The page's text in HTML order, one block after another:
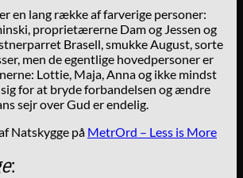
en lang række af farverige personer:
proprietærerne Dam og Jessen og
Brasell, smukke August, sorte
men de egentlige hovedpersoner er
Lottie, Maja, Anna og ikke mindst
for at bryde forbandelsen og ændre
sejr over Gud er endelig.
Natskygge på MetrOrd – Less is More
: